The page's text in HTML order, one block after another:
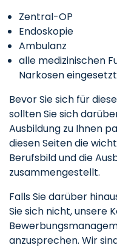
Zentral-OP
Endoskopie
Ambulanz
alle medizinischen
Narkosen
Bevor Sie sich für
sollten Sie sich
Ausbildung zu Ihnen
diesen Seiten die
Berufsbild und die
zusammengestellt.
Falls Sie darüber
Sie sich nicht, unsere
anzusprechen. Wir